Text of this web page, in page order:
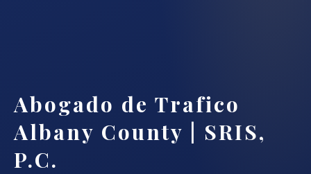
Abogado de Trafico
Albany County | SRIS,
P.C.